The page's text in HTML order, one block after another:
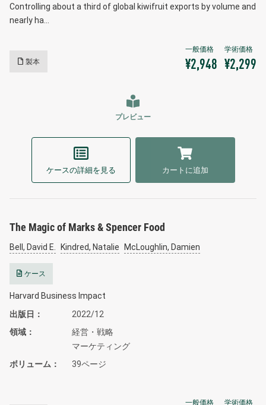
Controlling about a third of global kiwifruit exports by volume and
nearly ha…
製本 ¥2,948 ¥2,299
プレビュー
ケースの詳細を見る カートに追加
The Magic of Marks & Spencer Food
Bell, David E. Kindred, Natalie McLoughlin, Damien
ケース
Harvard Business Impact
出版日
2022/12
領域
経営・戦略
マーケティング
ボリューム
39ページ